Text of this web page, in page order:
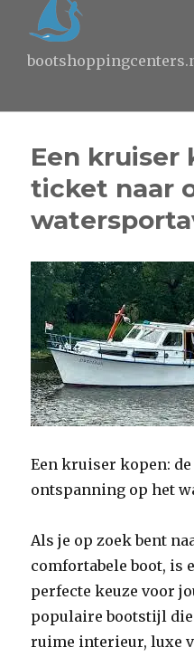
Een kruiser
ticket naar
Een kruiser kopen:
ontspanning op het
Als je op zoek bent
comfortabele boot, is
perfecte keuze voor
populaire bootstijl
ruime interieur, luxe